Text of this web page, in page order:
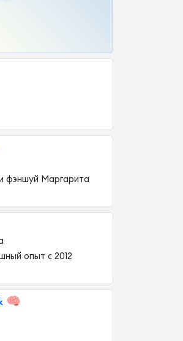
фэншуй Маргарита
опыт с 2012
🧠